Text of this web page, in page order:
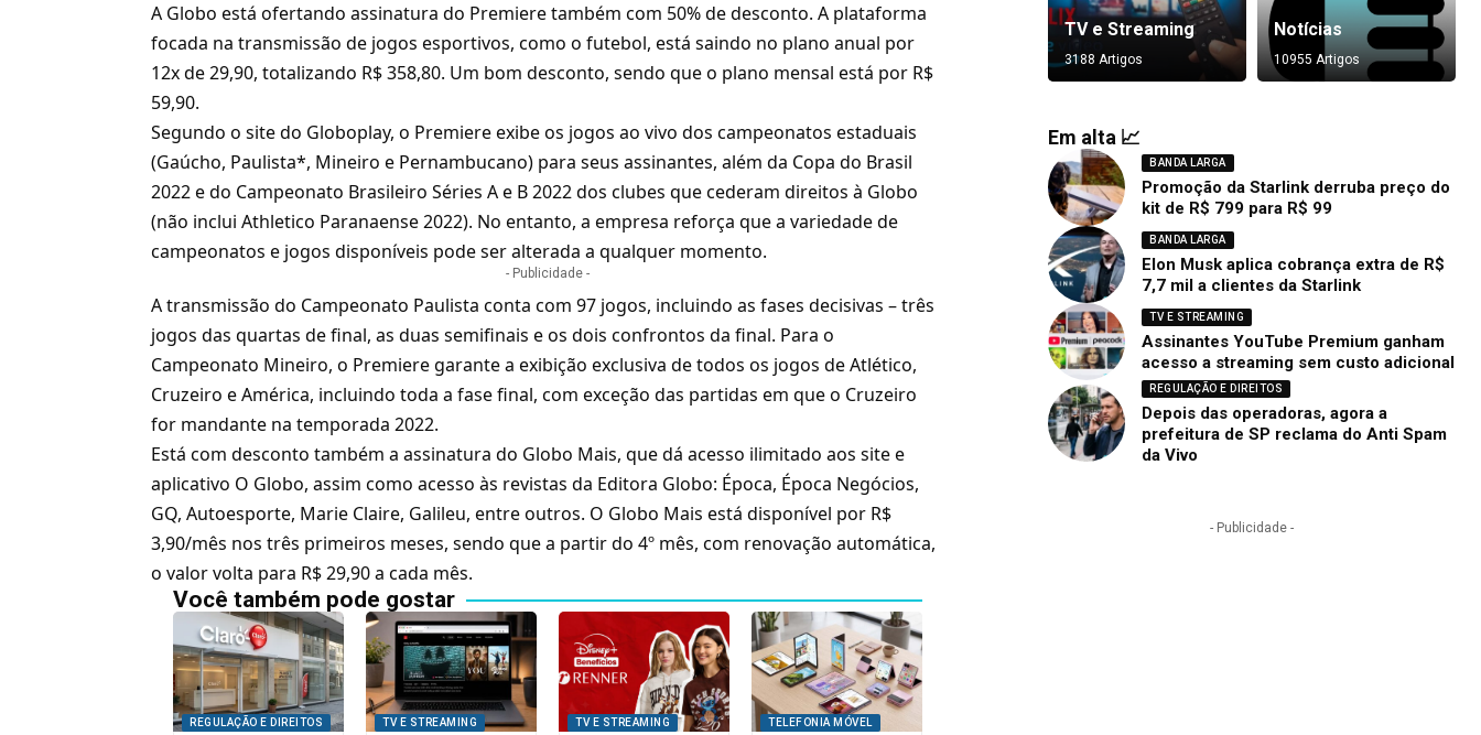
A Globo está ofertando assinatura do Premieretambém com 50% de desconto. A plataforma
focada na transmissão de jogos esportivos, como o futebol, está saindo no plano anual por
12x de 29,90, totalizando R$ 358,80. Um bom desconto, sendo que o plano mensal está por R$
59,90.
Segundo o site do Globoplay, o Premiere exibe os jogos ao vivo dos campeonatos estaduais
(Gaúcho, Paulista*, Mineiro e Pernambucano) para seus assinantes, além da Copa do Brasil
2022 e do Campeonato Brasileiro Séries A e B 2022dos clubes que cederam direitos à Globo
(não inclui Athletico Paranaense 2022). No entanto, a empresa reforça que a variedade de
campeonatos e jogos disponíveis pode ser alterada a qualquer momento.
- Publicidade -
A transmissão do Campeonato Paulista conta com 97 jogos, incluindo as fases decisivas – três
jogos das quartas de final, as duas semifinais e os dois confrontos da final. Para o
Campeonato Mineiro, o Premiere garante a exibição exclusiva de todos os jogos de Atlético,
Cruzeiro e América, incluindo toda a fase final, com exceção das partidas em que o Cruzeiro
for mandante na temporada 2022.
Está com desconto também a assinatura do Globo Mais, que dá acesso ilimitado aos site e
aplicativo O Globo, assim como acesso às revistas da Editora Globo: Época, Época Negócios,
GQ, Autoesporte, Marie Claire, Galileu, entre outros. O Globo Mais está disponível por R$
3,90/mês nos três primeiros meses, sendo que a partir do 4º mês, com renovação automática,
o valor volta para R$ 29,90 a cada mês.
Você também pode gostar
REGULAÇÃO E DIREITOS TV E STREAMING TV E STREAMING TELEFONIA MÓVEL
TV e Streaming
3188 Artigos
Notícias
10955 Artigos
Em alta 📈
BANDA LARGA
Promoção da Starlink derruba preço do
kit de R$ 799 para R$ 99
BANDA LARGA
Elon Musk aplica cobrança extra de R$
7,7 mil a clientes da Starlink
TV E STREAMING
Assinantes YouTube Premium ganham
acesso a streaming sem custo adicional
REGULAÇÃO E DIREITOS
Depois das operadoras, agora a
prefeitura de SP reclama do Anti Spam
da Vivo
- Publicidade -